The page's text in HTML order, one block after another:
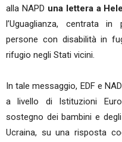
alla NAPD una lettera a
l’Uguaglianza, centrata
persone con disabilità in
rifugio negli Stati vicini.
In tale messaggio, EDF e
a livello di Istituzioni
sostegno dei bambini e
Ucraina, su una risposta